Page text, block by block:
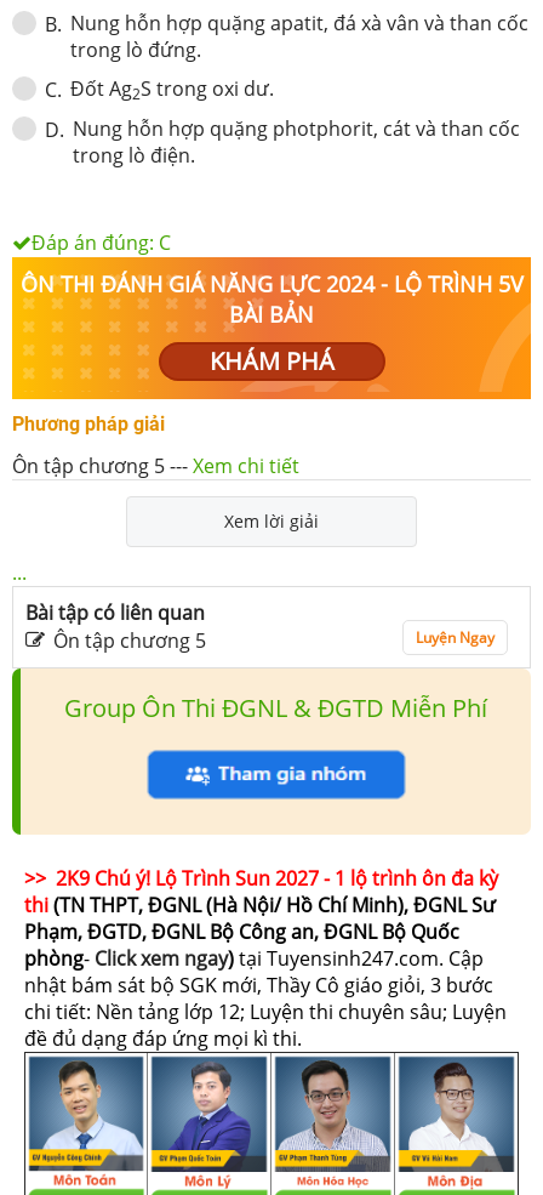
B. Nung hỗn hợp quặng apatit, đá xà vân và than cốc
trong lò đứng.
C. Đốt Ag2S trong oxi dư.
D. Nung hỗn hợp quặng photphorit, cát và than cốc
trong lò điện.
Đáp án đúng: C
ÔN THI ĐÁNH GIÁ NĂNG LỰC 2024 - LỘ TRÌNH 5V
BÀI BẢN
KHÁM PHÁ
Phương pháp giải
Ôn tập chương 5---Xem chi tiết
Xem lời giải
...
Bài tập có liên quan
Ôn tập chương 5
Luyện Ngay
Group Ôn Thi ĐGNL & ĐGTD Miễn Phí
>> 2K9 Chú ý! Lộ Trình Sun 2027 - 1 lộ trình ôn đa kỳ
thi(TN THPT, ĐGNL (Hà Nội/ Hồ Chí Minh), ĐGNL Sư
Phạm, ĐGTD, ĐGNL Bộ Công an, ĐGNL Bộ Quốc
phòng- Click xem ngay)tại Tuyensinh247.com. Cập
nhật bám sát bộ SGK mới, Thầy Cô giáo giỏi, 3 bước
chi tiết: Nền tảng lớp 12; Luyện thi chuyên sâu; Luyện
đề đủ dạng đáp ứng mọi kì thi.